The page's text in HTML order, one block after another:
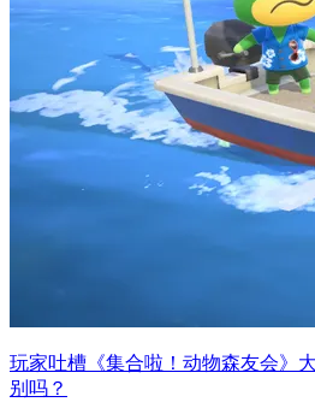
玩家吐槽《集合啦！动物森友会》
别吗？